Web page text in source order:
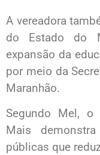
A vereadora
do Estado do
expansão da
por meio da
Maranhão.
Segundo Mel, o
Mais
públicas que